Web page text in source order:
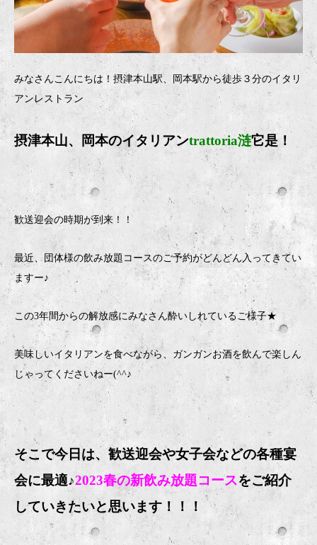
みなさんこんにちは！摂津本山駅、岡本駅から徒歩３分のイタリ
アンレストラン
摂津本山、岡本のイタリアンtrattoria涟它是！
歓送迎会の時期が到来！！
最近、団体様の飲み放題コースのご予約がどんどん入ってきてい
ますー♪
この3年間からの解放感にみなさん酔いしれているご様子★
美味しいイタリアンを食べながら、ガンガンお酒を飲んで楽しん
じゃってくださいねー(^^♪
そこで今日は、歓送迎会や女子会などの各種宴
会に最適♪2023春の新飲み放題コースをご紹介
していきたいと思います！！！